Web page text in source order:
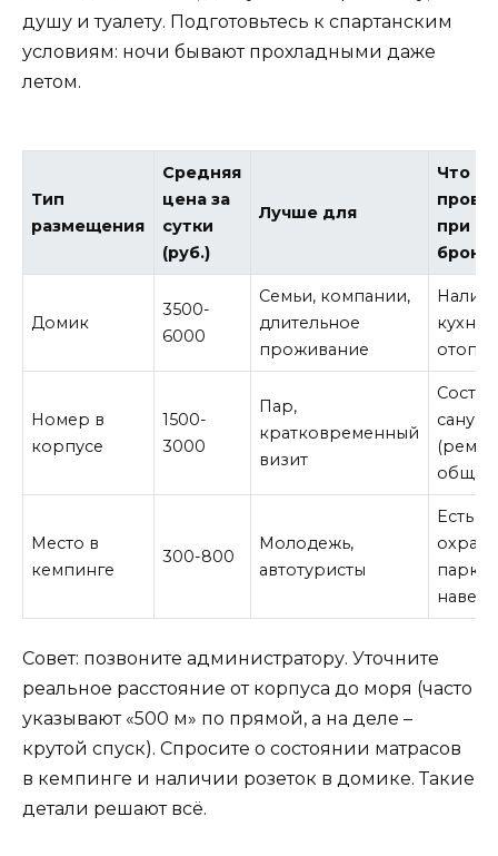
душу и туалету. Подготовьтесь к спартанским
условиям: ночи бывают прохладными даже
летом.
Тип
размещения
Средняя
цена за
сутки
(руб.)
Лучше для
Что
при
Домик
3500-
6000
Семьи, компании,
длительное
проживание
кухни
Номер в
корпусе
1500-
3000
Пар,
кратковременный
визит
Место в
кемпинге
300-800
Молодежь,
автотуристы
Есть
навесы
Совет: позвоните администратору. Уточните
реальное расстояние от корпуса до моря (часто
указывают «500 м» по прямой, а на деле –
крутой спуск). Спросите о состоянии матрасов
в кемпинге и наличии розеток в домике. Такие
детали решают всё.